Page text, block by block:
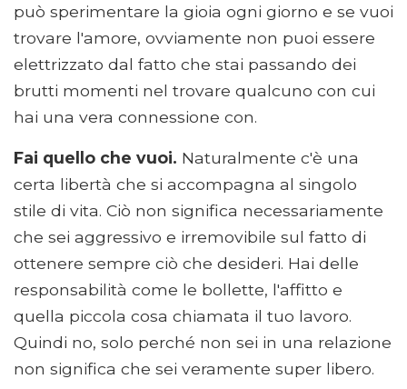
può sperimentare la gioia ogni giorno e se vuoi
trovare l'amore, ovviamente non puoi essere
elettrizzato dal fatto che stai passando dei
brutti momenti nel trovare qualcuno con cui
hai una vera connessione con.
Fai quello che vuoi. Naturalmente c'è una
certa libertà che si accompagna al singolo
stile di vita. Ciò non significa necessariamente
che sei aggressivo e irremovibile sul fatto di
ottenere sempre ciò che desideri. Hai delle
responsabilità come le bollette, l'affitto e
quella piccola cosa chiamata il tuo lavoro.
Quindi no, solo perché non sei in una relazione
non significa che sei veramente super libero.